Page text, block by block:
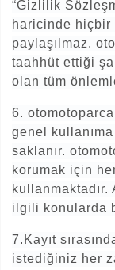
“Gizlilik
haricinde hiçbir
paylaşılmaz.
taahhüt ettiği
olan tüm
6.
genel
saklanır.
korumak için
ilgili konularda
7.Kayıt
istediğiniz her